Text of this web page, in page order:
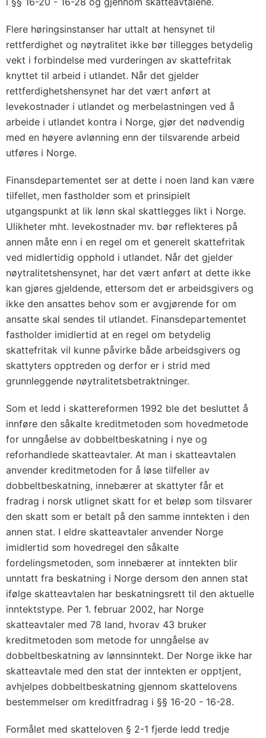
Flere høringsinstanser har uttalt at hensynet til
rettferdighet og nøytralitet ikke bør tillegges betydelig
vekt i forbindelse med vurderingen av skattefritak
knyttet til arbeid i utlandet. Når det gjelder
rettferdighetshensynet har det vært anført at
levekostnader i utlandet og merbelastningen ved å
arbeide i utlandet kontra i Norge, gjør det nødvendig
med en høyere avlønning enn der tilsvarende arbeid
utføres i Norge.
Finansdepartementet ser at dette i noen land kan være
tilfellet, men fastholder som et prinsipielt
utgangspunkt at lik lønn skal skattlegges likt i Norge.
Ulikheter mht. levekostnader mv. bør reflekteres på
annen måte enn i en regel om et generelt skattefritak
ved midlertidig opphold i utlandet. Når det gjelder
nøytralitetshensynet, har det vært anført at dette ikke
kan gjøres gjeldende, ettersom det er arbeidsgivers og
ikke den ansattes behov som er avgjørende for om
ansatte skal sendes til utlandet. Finansdepartementet
fastholder imidlertid at en regel om betydelig
skattefritak vil kunne påvirke både arbeidsgivers og
skattyters opptreden og derfor er i strid med
grunnleggende nøytralitetsbetraktninger.
Som et ledd i skattereformen 1992 ble det besluttet å
innføre den såkalte kreditmetoden som hovedmetode
for unngåelse av dobbeltbeskatning i nye og
reforhandlede skatteavtaler. At man i skatteavtalen
anvender kreditmetoden for å løse tilfeller av
dobbeltbeskatning, innebærer at skattyter får et
fradrag i norsk utlignet skatt for et beløp som tilsvarer
den skatt som er betalt på den samme inntekten i den
annen stat. I eldre skatteavtaler anvender Norge
imidlertid som hovedregel den såkalte
fordelingsmetoden, som innebærer at inntekten blir
unntatt fra beskatning i Norge dersom den annen stat
ifølge skatteavtalen har beskatningsrett til den aktuelle
inntektstype. Per 1. februar 2002, har Norge
skatteavtaler med 78 land, hvorav 43 bruker
kreditmetoden som metode for unngåelse av
dobbeltbeskatning av lønnsinntekt. Der Norge ikke har
skatteavtale med den stat der inntekten er opptjent,
avhjelpes dobbeltbeskatning gjennom skattelovens
bestemmelser om kreditfradrag i §§ 16-20 - 16-28.
Formålet med skatteloven § 2-1 fjerde ledd tredje